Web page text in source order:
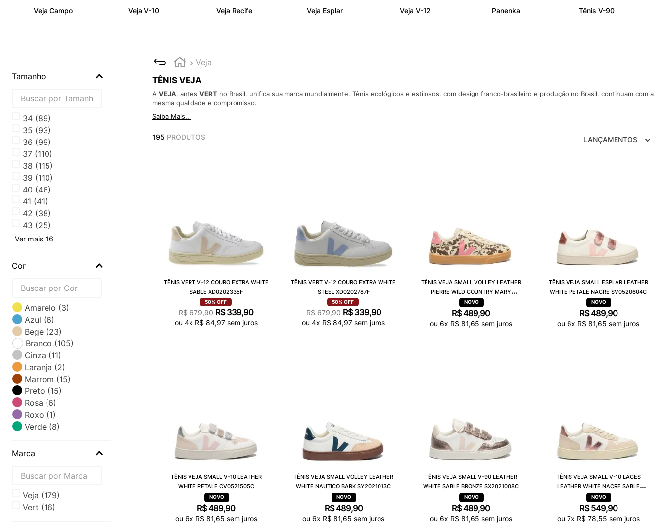
Veja Campo Veja V-10 Veja Recife Veja Esplar Veja V-12 Panenka Tênis V-90
Tamanho
34 (89)
35 (93)
36 (99)
37 (110)
38 (115)
39 (110)
40 (46)
41 (41)
42 (38)
43 (25)
Ver mais 16
Cor
Amarelo (3)
Azul (6)
Bege (23)
Branco (105)
Cinza (11)
Laranja (2)
Marrom (15)
Preto (15)
Rosa (6)
Roxo (1)
Verde (8)
Marca
veja (179)
vert (16)
Veja
TÊNIS VEJA
A VEJA, antes VERT no Brasil, unifica sua marca mundialmente. Tênis ecológicos e estilosos, com design franco-brasileiro e produção no Brasil, continuam com a
mesma qualidade e compromisso.
Saiba Mais...
195 PRODUTOS LANÇAMENTOS
TÊNIS VERT V-12 COURO EXTRA WHITE
SABLE XD0202335F
50% OFF
R$ 679,90 R$339,90
ou 4x R$ 84,97sem juros
TÊNIS VERT V-12 COURO EXTRA WHITE
STEEL XD0202787F
50% OFF
R$ 679,90 R$ 339,90
ou4x R$ 84,97 sem juros
TÊNIS VEJA SMALL VOLLEY LEATHER
PIERRE WILD COUNTRY MARY
SY2021824C
R$489,90
ou 6x R$ 81,65 sem juros
TÊNIS VEJA SMALL ESPLAR LEATHER
WHITE PETALE NACRE SV0520604C
R$489,90
ou6x R$ 81,65 sem juros
TÊNIS VEJA SMALL V-10 LEATHER
WHITE PETALE CV0521505C
R$489,90
ou 6x R$ 81,65 sem juros
TÊNIS VEJA SMALL VOLLEY LEATHER
WHITE NAUTICO BARK SY2021013C
R$489,90
ou6x R$ 81,65 sem juros
TÊNIS VEJA SMALL V-90 LEATHER
WHITE SABLE BRONZE SX2021008C
R$489,90
ou 6x R$ 81,65 sem juros
TÊNIS VEJA SMALL V-10 LACES
LEATHER WHITE NACRE SABLE
CX0522141C
R$ 549,90
ou 7x R$ 78,55 sem juros